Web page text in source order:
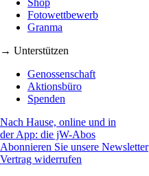
Shop
Fotowettbewerb
Granma
→ Unterstützen
Genossenschaft
Aktionsbüro
Spenden
Nach Hause, online und in
der App: die jW-Abos
Abonnieren Sie unsere Newsletter
Vertrag widerrufen